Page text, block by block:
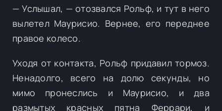
— Услышал, — отозвался Рольф, и тут в него
вылетел Маурисио. Вернее, его переднее
правое колесо.
Уходя от контакта, Рольф придавил тормоз.
Ненадолго, всего на долю секунды, но
мимо пронеслись и Маурисио, и два
размытых красных пятна Феррари, и